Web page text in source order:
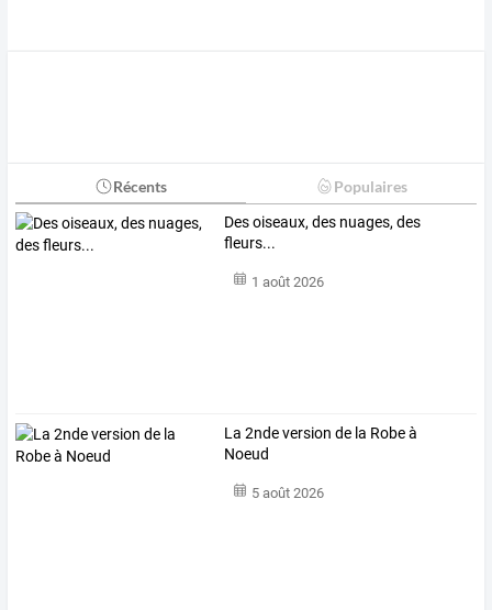
Récents Populaires
Des oiseaux, des nuages, des
fleurs...
1 août 2026
La 2nde version de la Robe à
Noeud
5 août 2026